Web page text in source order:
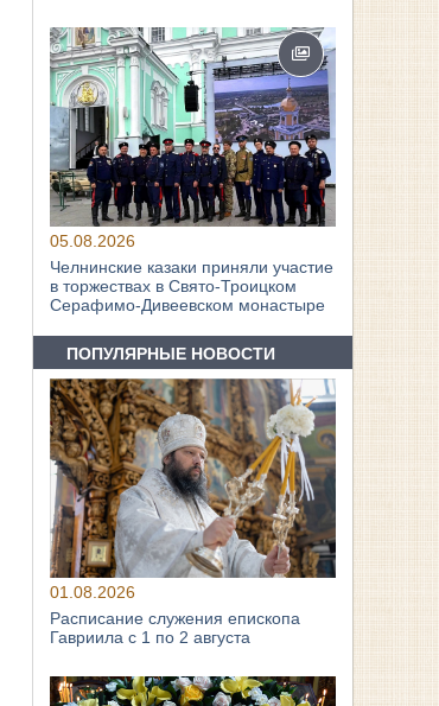
05.08.2026
Челнинские казаки приняли участие
в торжествах в Свято‑Троицком
Серафимо‑Дивеевском монастыре
ПОПУЛЯРНЫЕ НОВОСТИ
01.08.2026
Расписание служения епископа
Гавриила с 1 по 2 августа